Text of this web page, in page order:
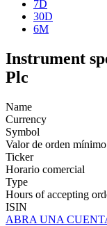
7D
30D
6M
Instrument
Plc
Name
Currency
Symbol
Valor de orden mínimo
Ticker
Horario comercial
Type
Hours of accepting
ISIN
ABRA UNA